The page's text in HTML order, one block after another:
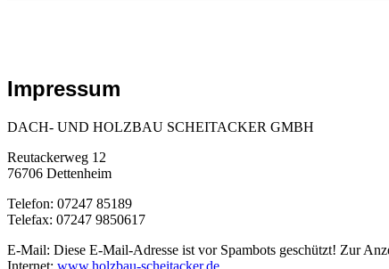
Impressum
DACH- UND HOLZBAU SCHEITACKER GMBH
Reutackerweg 12
76706 Dettenheim
Telefon: 07247 85189
Telefax: 07247 9850617
E-Mail: Diese E-Mail-Adresse ist vor Spambots geschützt! Zur
Internet: www.holzbau-scheitacker.de